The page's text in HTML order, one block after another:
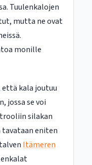
Tuulenkalojen
mutta ne ovat
monille
kala joutuu
jossa se voi
silakan
tavataan eniten
Itämeren